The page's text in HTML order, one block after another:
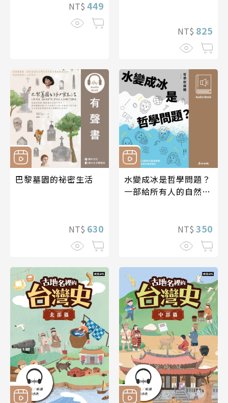
NT$ 449
NT$ 825
巴黎墓園的祕密生活
NT$ 630
水變成冰是哲學問題？
一部給所有人的自然科
NT$ 350